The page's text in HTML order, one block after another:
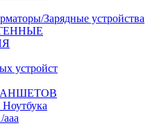
Зарядные устройства
устройст